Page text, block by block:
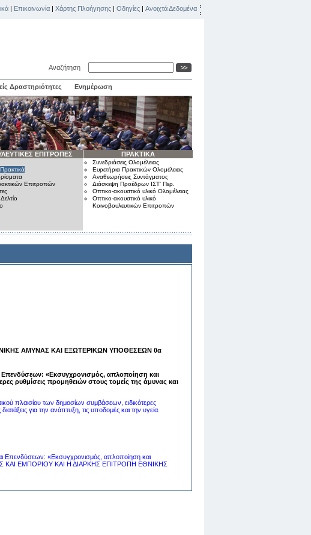
| Επικοινωνία | Χάρτης Πλοήγησης | Οδηγίες | Ανοιχτά Δεδομένα
Αναζήτηση
Δραστηριότητες Ενημέρωση
ΕΠΙΤΡΟΠΕΣ
Επιτροπών
ΠΡΑΚΤΙΚΑ
Συνεδριάσεις Ολομέλειας
Ευρετήρια Πρακτικών Ολομέλειας
Αναθεωρήσεις Συντάγματος
Διάσκεψη Προέδρων ΙΣΤ' Περ.
Οπτικο-ακουστικό υλικό Ολομέλειας
Οπτικο-ακουστικό υλικό
Κοινοβουλευτικών Επιτροπών
ΑΜΥΝΑΣ ΚΑΙ ΕΞΩΤΕΡΙΚΩΝ ΥΠΟΘΕΣΕΩΝ θα
Επενδύσεων: «Εκσυγχρονισμός, απλοποίηση και
ρυθμίσεις προμηθειών στους τομείς της άμυνας και
πλαισίου των δημοσίων συμβάσεων, ειδικότερες
για την ανάπτυξη, τις υποδομές και την υγεία.
Επενδύσεων: «Εκσυγχρονισμός, απλοποίηση και
ΚΑΙ ΕΜΠΟΡΙΟΥ ΚΑΙ Η ΔΙΑΡΚΗΣ ΕΠΙΤΡΟΠΗ ΕΘΝΙΚΗΣ